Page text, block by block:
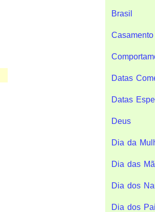
Brasil
Casamento
Datas
Datas
Deus
Dia da
Dia das
Dia dos
Dia dos